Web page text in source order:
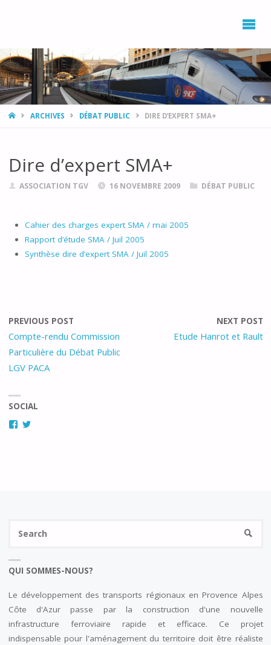
ENVIRONNEMENT
PROVENCE AZUR
AVEC LE RAIL ET
LE TRAIN
(DEPART)
HOMEARCHIVES DÉBAT PUBLIC DIRE D’EXPERT SMA+
Dire d’expert SMA+
ASSOCIATION TGV 16 NOVEMBRE 2009 DÉBAT PUBLIC
Cahier des charges expert SMA / mai 2005
Rapport d’étude SMA / Juil 2005
Synthèse dire d’expert SMA / Juil 2005
PREVIOUS POST
Compte-rendu Commission
Particulière du Débat Public
LGV PACA
NEXT POST
Etude Hanrot et Rault
SOCIAL
Facebook
QUI SOMMES-NOUS?
Le développement des transports régionaux en Provence Alpes
Côte d'Azur passe par la construction d'une nouvelle
infrastructure ferroviaire rapide et efficace. Ce projet
indispensable pour l'aménagement du territoire doit être réaliste